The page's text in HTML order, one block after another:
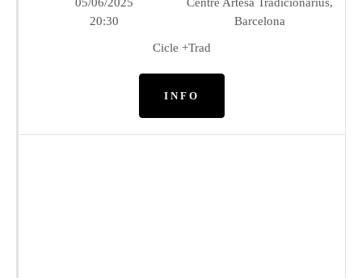
20:30
Barcelona
Cicle +Trad
INFO